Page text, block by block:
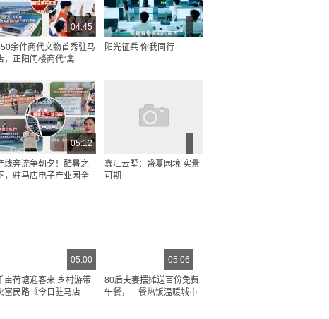
04:45
余件商代文物首秀驻马
，正阳闰楼商代“禽
阳光征兵 你我同行
05:12
线奔流争朝夕！酷暑之
下，驻马店电子产业园全
鑫汇云墅：盛夏园境 实景
可期
05:00
亩荷塘迎客来 乡村游带
富民路《今日驻马店
05:06
80后夫妻摆摊送百份免费
午餐，一餐热饭温暖城市